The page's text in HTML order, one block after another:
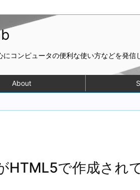
コンピュータの便利な使い方などを発信
About
HTML5で作成され